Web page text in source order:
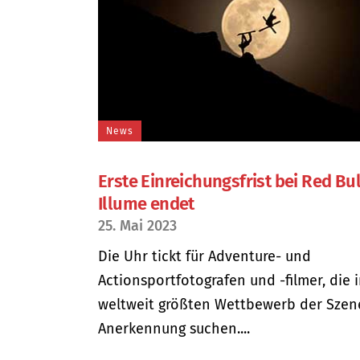
News
Erste Einreichungsfrist bei Red
Illume endet
25. Mai 2023
Die Uhr tickt für Adventure- und
Actionsportfotografen und -filmer, die
weltweit größten Wettbewerb der
Anerkennung suchen....